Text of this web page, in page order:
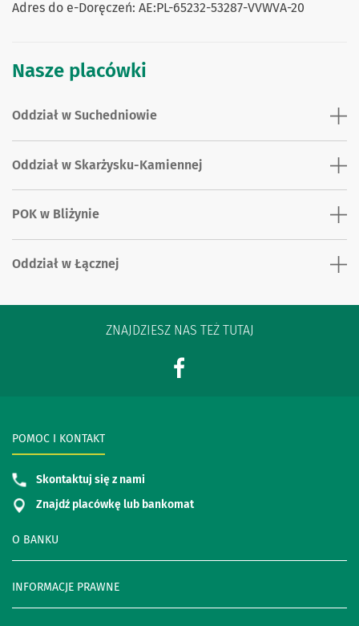
Adres do e-Doręczeń: AE:PL-65232-53287-VVWVA-20
Nasze placówki
Oddział w Suchedniowie
Oddział w Skarżysku-Kamiennej
POK w Bliżynie
Oddział w Łącznej
ZNAJDZIESZ NAS TEŻ TUTAJ
O BANKU
INFORMACJE PRAWNE
POMOC I KONTAKT
Skontaktuj się z nami
Znajdź placówkę lub bankomat